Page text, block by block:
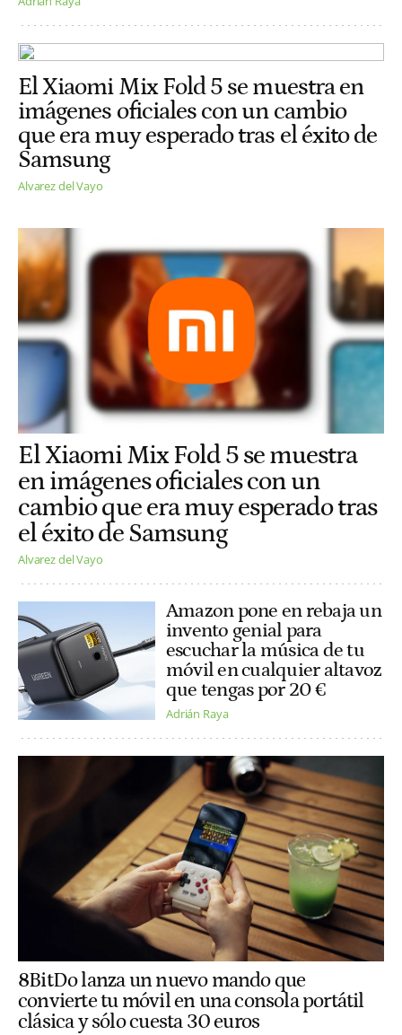
El Xiaomi Mix Fold 5 se muestra en
imágenes oficiales con un cambio
que era muy esperado tras el éxito de
Samsung
Alvarez del Vayo
El Xiaomi Mix Fold 5 se muestra
en imágenes oficiales con un
cambio que era muy esperado tras
el éxito de Samsung
Alvarez del Vayo
Amazon pone en rebaja un
invento genial para
escuchar la música de tu
móvil en cualquier altavoz
que tengas por 20 €
Adrián Raya
8BitDo lanza un nuevo mando que
convierte tu móvil en una consola portátil
clásica y sólo cuesta 30 euros